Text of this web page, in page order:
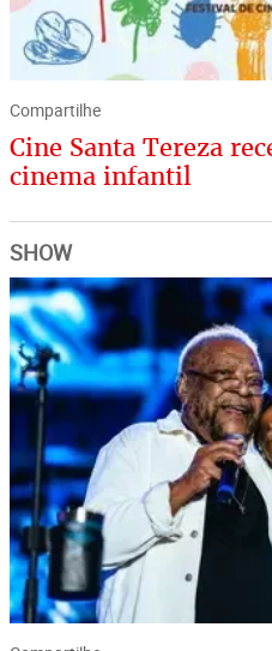
Compartilhe
Cine Santa Tereza
cinema infantil
SHOW